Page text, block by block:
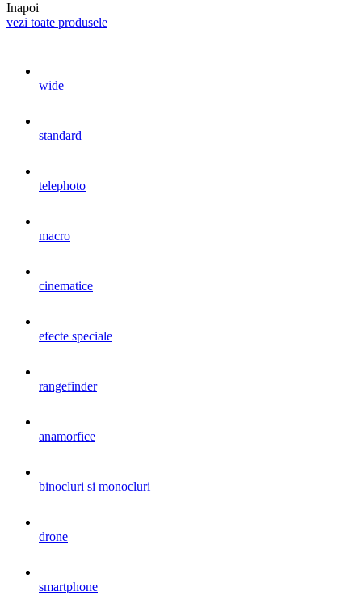
Inapoi
vezi toate produsele
wide
standard
telephoto
macro
cinematice
efecte speciale
rangefinder
anamorfice
binocluri si monocluri
drone
smartphone